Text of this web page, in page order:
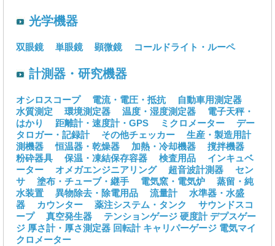
光学機器
双眼鏡 単眼鏡 顕微鏡 コールドライト・ルーペ
計測器・研究機器
オシロスコープ 電流・電圧・抵抗
自動車用測定器
水質測定
環境測定器 温度・湿度測定器
電子天秤・
はかり
距離計・速度計・GPS ミクロメーター
デー
タロガー・記録計
その他チェッカー
生産・製造用計
測機器
恒温器・乾燥器 加熱・冷却機器
撹拌機器
粉砕器具
保温・凍結保存容器 検査用品
インキュベ
ーター
オメガエンジニアリング 超音波計測器
セン
サ
塗布・チューブ・継手 電気窯・電気炉
蒸留・純
水装置
異物除去・除電用品 流量計
水準器・水盛
器
カウンター 薬注システム・タンク
サウンドスコ
ープ
真空発生器 テンションゲージ 硬度計 デプスゲー
ジ 厚さ計・厚さ測定器 回転計 キャリパーゲージ 電気マイ
クロメーター